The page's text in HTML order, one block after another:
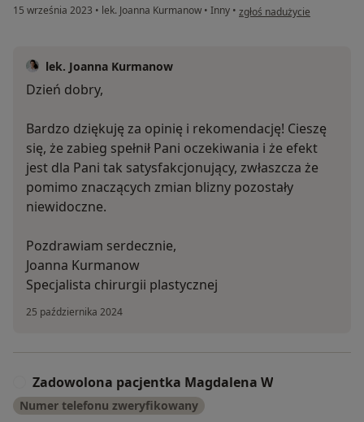
15 września 2023 • lek. Joanna Kurmanow • Inny • w opinii użytkownika
zgłoś nadużycie
lek. Joanna Kurmanow
Dzień dobry,
Bardzo dziękuję za opinię i rekomendację! Cieszę
się, że zabieg spełnił Pani oczekiwania i że efekt
jest dla Pani tak satysfakcjonujący, zwłaszcza że
pomimo znaczących zmian blizny pozostały
niewidoczne.
Pozdrawiam serdecznie,
Joanna Kurmanow
Specjalista chirurgii plastycznej
25 października 2024
Zadowolona pacjentka Magdalena W
Numer telefonu zweryfikowany